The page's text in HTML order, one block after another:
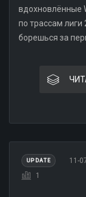
вдохновлённые
по трассам
борешься за
UPDATE 11-
1